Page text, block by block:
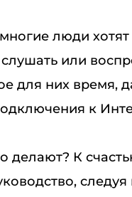
люди
или
для них время,
к
делают? К